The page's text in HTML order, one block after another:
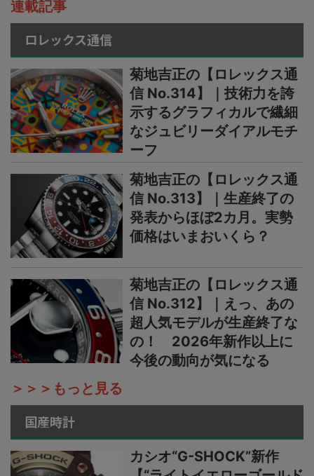
連載記事
ロレックス通信
菊地吉正の【ロレックス通
信 No.314】｜技術力を誇
示するグラフィカルで繊細
なジュビリーダイアルモチ
ーフ
菊地吉正の【ロレックス通
信 No.313】｜生産終了の
発表からほぼ2カ月。実勢
価格はいまおいくら？
菊地吉正の【ロレックス通
信 No.312】｜えっ、あの
超人気モデルが生産終了な
の！ 2026年新作以上に
今後の動向が気になる
＞＞＞もっと見る
国産時計
カシオ“G-SHOCK”新作